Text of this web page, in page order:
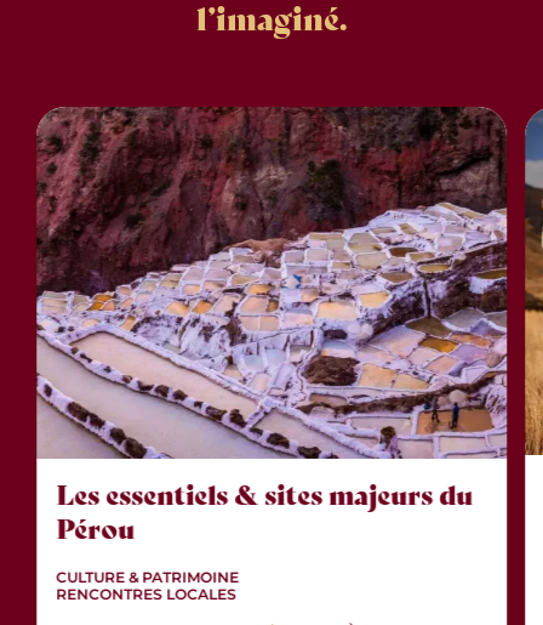
l’imaginé.
Les essentiels & sites majeurs du
Pérou
CULTURE & PATRIMOINE
RENCONTRES LOCALES